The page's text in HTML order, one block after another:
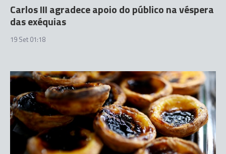
Carlos III agradece apoio do público na véspera
das exéquias
19 Set 01:18